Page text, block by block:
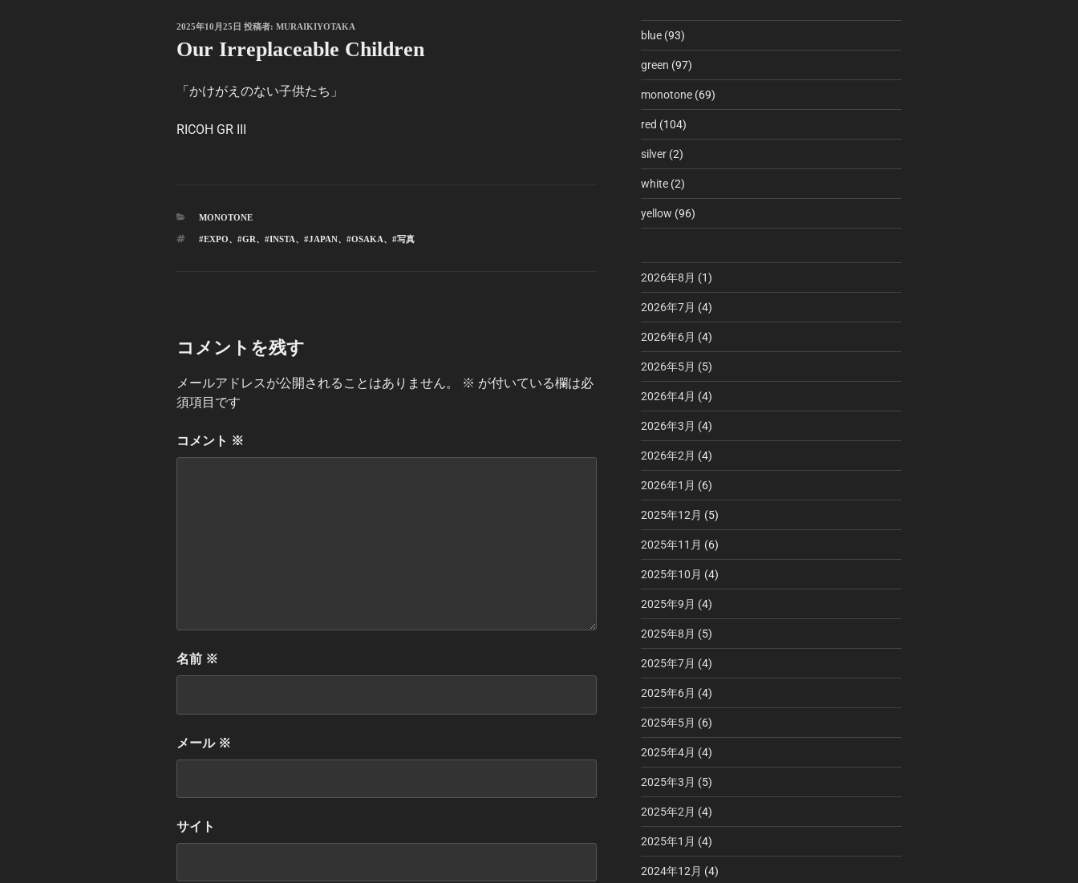
投
日:
2025年10月25日 投稿者: MURAIKIYOTAKA
Our Irreplaceable Children
「かけがえのない子供たち」
RICOH GR III
カ
ゴ
MONOTONE
タ
#EXPO、 #GR、 #INSTA、 #JAPAN、 #OSAKA、 #写真
コメントを残す
メールアドレスが公開されることはありません。 ※ が付いている欄は必
須項目です
コメント ※
名前 ※
メール ※
サイト
blue(93)
green (97)
monotone(69)
red (104)
silver(2)
white(2)
yellow (96)
2026年8月 (1)
2026年7月 (4)
2026年6月 (4)
2026年5月 (5)
2026年4月 (4)
2026年3月 (4)
2026年2月 (4)
2026年1月 (6)
2025年12月 (5)
2025年11月 (6)
2025年10月 (4)
2025年9月 (4)
2025年8月 (5)
2025年7月 (4)
2025年6月 (4)
2025年5月 (6)
2025年4月 (4)
2025年3月 (5)
2025年2月 (4)
2025年1月 (4)
2024年12月 (4)